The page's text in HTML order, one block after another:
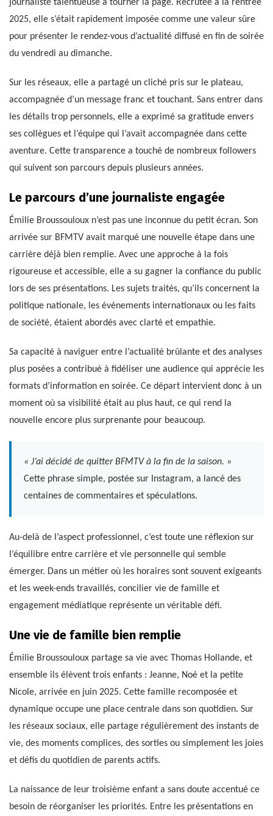
journaliste talentueuse à tourner la page. Recrutée à la rentrée
2025, elle s’était rapidement imposée comme une valeur sûre
pour présenter le rendez-vous d’actualité diffusé en fin de soirée
du vendredi au dimanche.
Sur les réseaux, elle a partagé un cliché pris sur le plateau,
accompagnée d’un message franc et touchant. Sans entrer dans
les détails trop personnels, elle a exprimé sa gratitude envers
ses collègues et l’équipe qui l’avait accompagnée dans cette
aventure. Cette transparence a touché de nombreux followers
qui suivent son parcours depuis plusieurs années.
Le parcours d’une journaliste engagée
Émilie Broussouloux n’est pas une inconnue du petit écran. Son
arrivée sur BFMTV avait marqué une nouvelle étape dans une
carrière déjà bien remplie. Avec une approche à la fois
rigoureuse et accessible, elle a su gagner la confiance du public
lors de ses présentations. Les sujets traités, qu’ils concernent la
politique nationale, les événements internationaux ou les faits
de société, étaient abordés avec clarté et empathie.
Sa capacité à naviguer entre l’actualité brûlante et des analyses
plus posées a contribué à fidéliser une audience qui apprécie les
formats d’information en soirée. Ce départ intervient donc à un
moment où sa visibilité était au plus haut, ce qui rend la
nouvelle encore plus surprenante pour beaucoup.
« J’ai décidé de quitter BFMTV à la fin de la saison. »
Cette phrase simple, postée sur Instagram, a lancé des
centaines de commentaires et spéculations.
Au-delà de l’aspect professionnel, c’est toute une réflexion sur
l’équilibre entre carrière et vie personnelle qui semble
émerger. Dans un métier où les horaires sont souvent exigeants
et les week-ends travaillés, concilier vie de famille et
engagement médiatique représente un véritable défi.
Une vie de famille bien remplie
Émilie Broussouloux partage sa vie avec Thomas Hollande, et
ensemble ils élèvent trois enfants : Jeanne, Noé et la petite
Nicole, arrivée en juin 2025. Cette famille recomposée et
dynamique occupe une place centrale dans son quotidien. Sur
les réseaux sociaux, elle partage régulièrement des instants de
vie, des moments complices, des sorties ou simplement les joies
et défis du quotidien de parents actifs.
La naissance de leur troisième enfant a sans doute accentué ce
besoin de réorganiser les priorités. Entre les présentations en